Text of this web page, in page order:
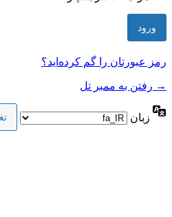
رمز عبورتان را گم کرده‌اید؟
→ رفتن به ممبر تل
زبان